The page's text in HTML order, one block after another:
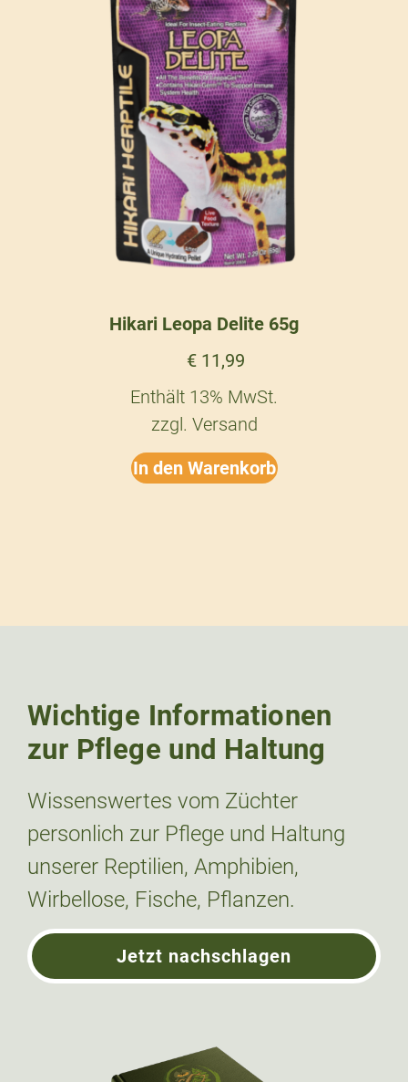
Hikari Leopa Delite 65g
€11,99
Enthält 13% MwSt.
zzgl. Versand
In den Warenkorb
Wichtige Informationen
zur Pflege und Haltung
Wissenswertes vom Züchter
personlich zur Pflege und Haltung
unserer Reptilien, Amphibien,
Wirbellose, Fische, Pflanzen.
Jetzt nachschlagen